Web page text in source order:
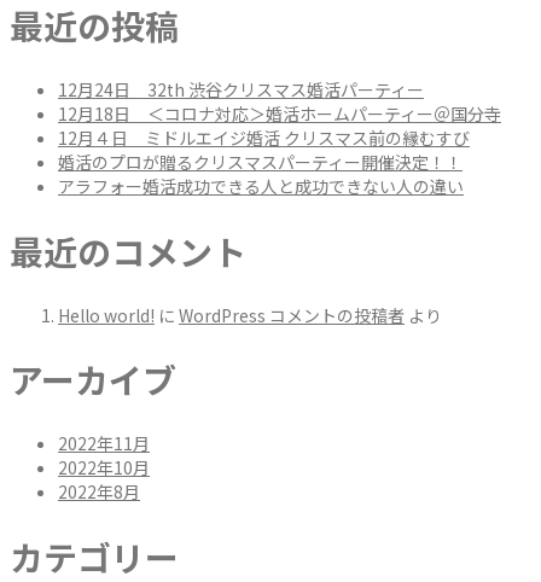
最近の投稿
12月24日 32th 渋谷クリスマス婚活パーティー
12月18日 ＜コロナ対応＞婚活ホームパーティー＠国分寺
12月４日 ミドルエイジ婚活 クリスマス前の縁むすび
婚活のプロが贈るクリスマスパーティー開催決定！！
アラフォー婚活成功できる人と成功できない人の違い
最近のコメント
Hello world! に WordPress コメントの投稿者 より
アーカイブ
2022年11月
2022年10月
2022年8月
カテゴリー